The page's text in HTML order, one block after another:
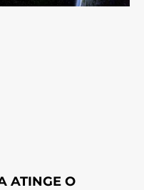
ATINGE O